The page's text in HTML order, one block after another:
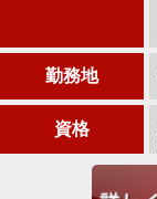
勤務地
資格